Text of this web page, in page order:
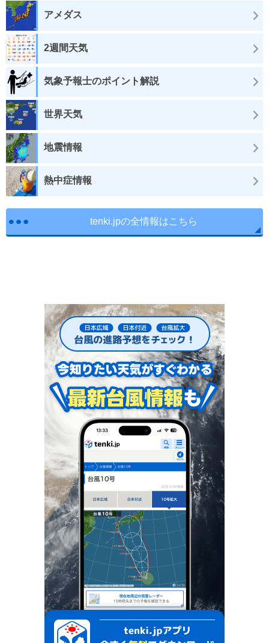
アメダス
2週間天気
気象予報士のポイント解説
世界天気
地震情報
熱中症情報
tenki.jpの全情報はこちら